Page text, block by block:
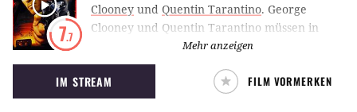
7.7
Clooney und Quentin Tarantino. George
Clooney und Quentin Tarantino müssen in
From Dusk Till Dawnnicht nur vor den Cops
flüchten, denn im Titty Twister geht es erst so
richtig rund.
Mehr anzeigen
IM STREAM FILM VORMERKEN